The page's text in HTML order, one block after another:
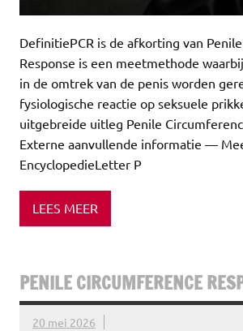
DefinitiePCR is de afkorting van
Response is een meetmethode
in de omtrek van de penis worden
fysiologische reactie op seksuele
uitgebreide uitleg Penile
Externe aanvullende informatie —
EncyclopedieLetter P
LEES MEER
PENILE CIRCUMFERENCE
20 mei 2026